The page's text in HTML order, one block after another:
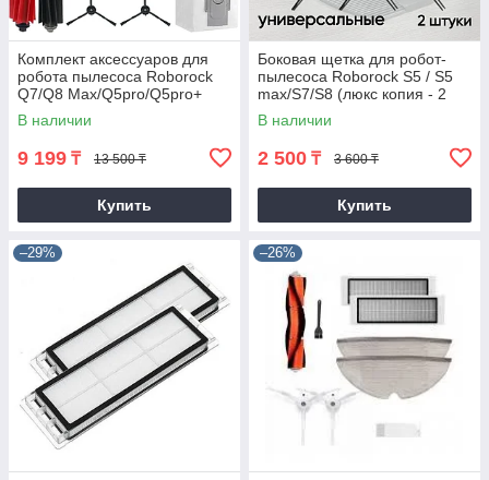
Комплект аксессуаров для
робота пылесоса Roborock
Q7/Q8 Max/Q5pro/Q5pro+
В наличии
9 199 ₸ 13 500 ₸
Купить
Боковая щетка для робот-
пылесоса Roborock S5 / S5
max/S7/S8 (люкс копия - 2
штуки)
В наличии
2 500 ₸ 3 600 ₸
Купить
–29% –26%